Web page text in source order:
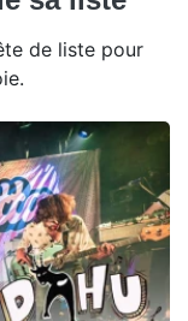
de liste pour